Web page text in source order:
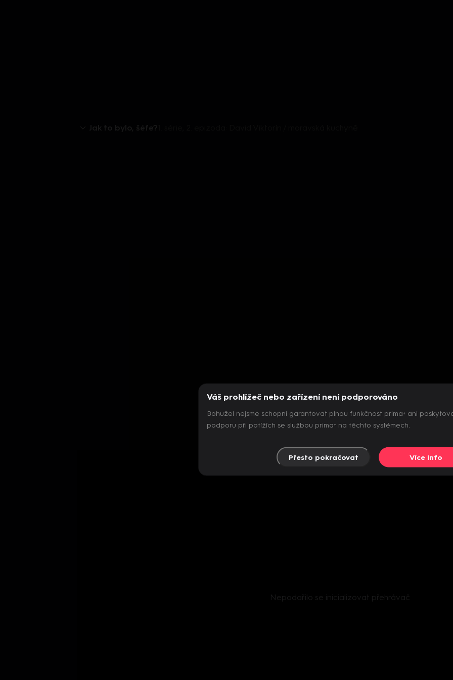
Nepodařilo se inicializovat přehrávač
Váš prohlížeč nebo zařízení není podporováno
Bohužel nejsme schopni garantovat plnou funkčnost prima+ ani
podporu při potížích se službou prima+ na těchto systémech.
Přesto pokračovat Více info